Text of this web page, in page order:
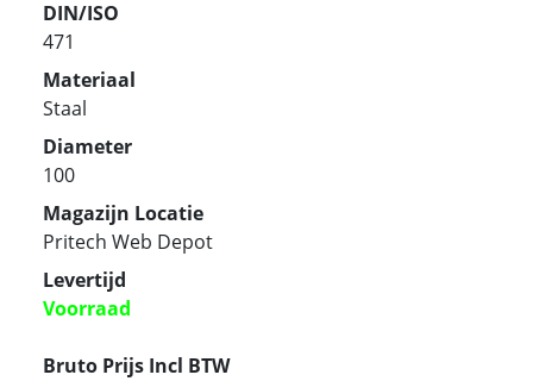
DIN/ISO
471
Materiaal
Staal
Diameter
100
Magazijn Locatie
Pritech Web Depot
Levertijd
Voorraad
Bruto Prijs Incl BTW